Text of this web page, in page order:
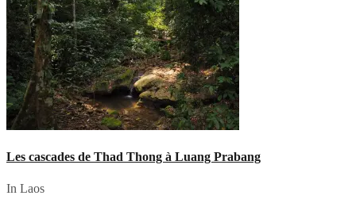
Les cascades de Thad Thong à Luang Prabang
In Laos